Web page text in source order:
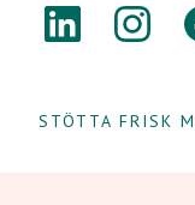
LINKEDIN
STÖTTA FRISK